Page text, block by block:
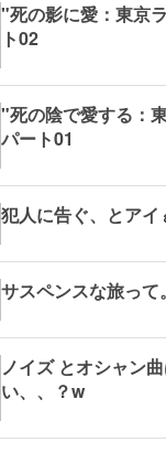
"死の影に愛：東京
ト02
"死の陰で愛する：
パート01
犯人に告ぐ、とアイ
サスペンスな旅っ
ノイズ とオシャン
い、、？w